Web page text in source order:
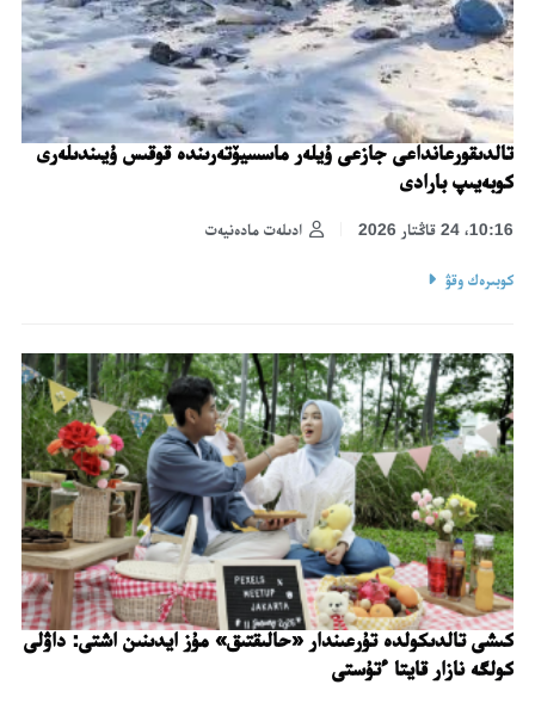
تالدىقورعانداعى جازعى ۇيلەر ماسسيۆتەرىندە قوقىس ۇيىندىلەرى
كوبەيىپ بارادى
ادىلەت مادەنيەت 10:16، 24 قاڭتار 2026
كوبىرەك وقۋ
كىشى تالدىكولدە تۇرعىندار «حالىقتىق» مۇز ايدىنىن اشتى: داۋلى
كولگە نازار قايتا ءتۇستى